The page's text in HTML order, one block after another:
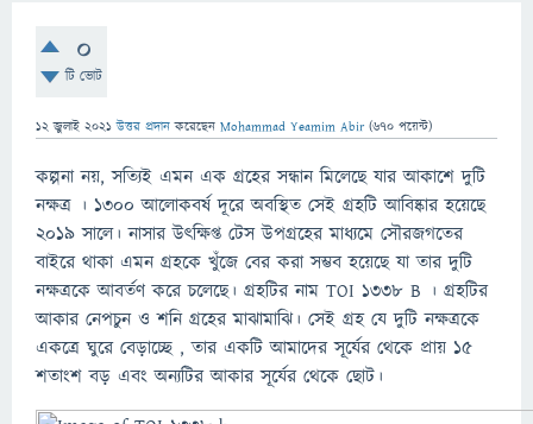
0
টি ভোট
12 জুলাই 2021 উত্তর প্রদান করেছেন Mohammad Yeamim Abir (670 পয়েন্ট)
কল্পনা নয়,সত্যিই এমন এক গ্রহের সন্ধান মিলেছে যার আকাশে দুটি
নক্ষত্র । ১৩০০ আলোকবর্ষ দূরে অবস্থিত সেই গ্রহটি আবিষ্কারহয়েছে
২০১৯ সালে। নাসার উৎক্ষিপ্ত টেস উপগ্রহের মাধ্যমে সৌরজগতের
বাইরে থাকা এমন গ্রহকে খুঁজে বের করা সম্ভব হয়েছে যা তার দুটি
নক্ষত্রকে আবর্তণ করে চলেছে। গ্রহটির নাম TOI 1338 B । গ্রহটির
আকার নেপচুন ও শনি গ্রহের মাঝামাঝি। সেই গ্রহ যে দুটি নক্ষত্রকে
একত্রে ঘুরে বেড়াচ্ছে ,তার একটি আমাদের সূর্যের থেকে প্রায় ১৫
শতাংশ বড় এবং অন্যটির আকার সূর্যের থেকে ছোট।